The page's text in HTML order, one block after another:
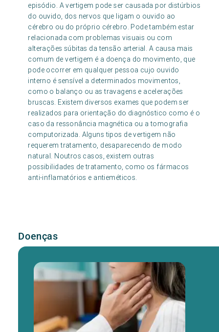
episódio. A vertigem pode ser causada por distúrbios
do ouvido, dos nervos que ligam o ouvido ao
cérebro ou do próprio cérebro. Pode também estar
relacionada com problemas visuais ou com
alterações súbitas da tensão arterial. A causa mais
comum de vertigem é a doença do movimento, que
pode ocorrer em qualquer pessoa cujo ouvido
interno é sensível a determinados movimentos,
como o balanço ou as travagens e acelerações
bruscas. Existem diversos exames que podem ser
realizados para orientação do diagnóstico como é o
caso da ressonância magnética ou a tomografia
computorizada. Alguns tipos de vertigem não
requerem tratamento, desaparecendo de modo
natural. Noutros casos, existem outras
possibilidades de tratamento, como os fármacos
anti-inflamatórios e antieméticos.
Doenças